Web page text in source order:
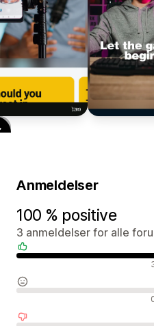
Anmeldelser
100 % positive
3 anmeldelser for alle